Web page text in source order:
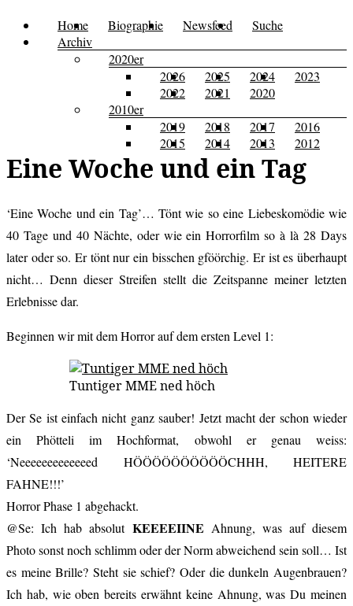
Zum
Inhalt
Kusi's
Tagebuch
Carpe
Menü Home Biographie Newsfeed
Suche
Archiv
2020er
2026
2025 2024
2023
2022
2021
2020
2010er
2019
2018 2017
2016
2015
2014 2013 2012
Eine Woche und ein Tag
‘Eine Woche und ein Tag’… Tönt wie so eine Liebeskomödie wie
40 Tage und 40 Nächte, oder wie ein Horrorfilm so à là 28 Days
later oder so. Er tönt nur ein bisschen gföörchig. Er ist es überhaupt
nicht… Denn dieser Streifen stellt die Zeitspanne meiner letzten
Erlebnisse dar.
Beginnen wir mit dem Horror auf dem ersten Level 1:
Tuntiger MME ned höch
Der Se ist einfach nicht ganz sauber! Jetzt macht der schon wieder
ein Phötteli im Hochformat, obwohl er genau weiss:
‘Neeeeeeeeeeeeed HÖÖÖÖÖÖÖÖÖÖCHHH, HEITERE
FAHNE!!!’
Horror Phase 1 abgehackt.
@Se: Ich hab absolut KEEEEIINE Ahnung, was auf diesem
Photo sonst noch schlimm oder der Norm abweichend sein soll… Ist
es meine Brille? Steht sie schief? Oder die dunkeln Augenbrauen?
Ich hab, wie oben bereits erwähnt keine Ahnung, was Du meinen